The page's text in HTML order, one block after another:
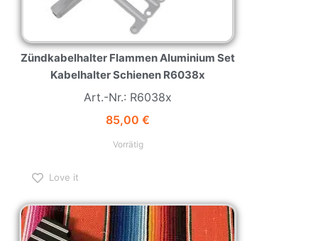
Zündkabelhalter Flammen Aluminium Set
Kabelhalter Schienen R6038x
Art.-Nr.: R6038x
85,00 €
Vorrätig
Love it